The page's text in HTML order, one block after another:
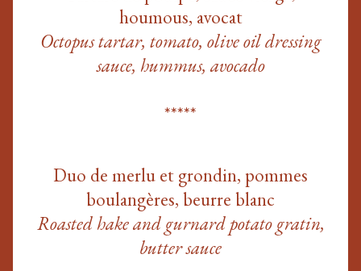
houmous, avocat
Octopus tartar, tomato, olive oil dressing
sauce, hummus, avocado
*****
Duo de merlu et grondin, pommes
boulangères, beurre blanc
Roasted hake and gurnard potato gratin,
butter sauce